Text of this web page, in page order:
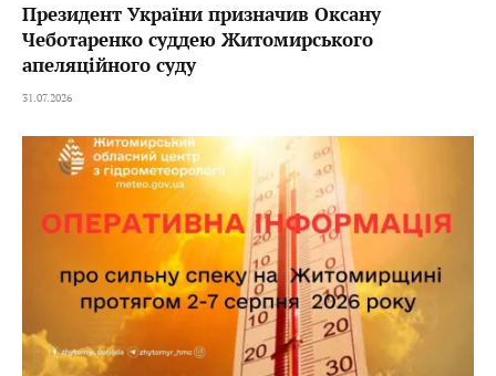
Президент України призначив Оксану
Чеботаренко суддею Житомирського
апеляційного суду
31.07.2026